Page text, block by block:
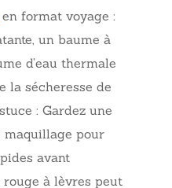
en format voyage :
un baume à
d’eau thermale
la sécheresse de
: Gardez une
maquillage pour
avant
rouge à lèvres peut